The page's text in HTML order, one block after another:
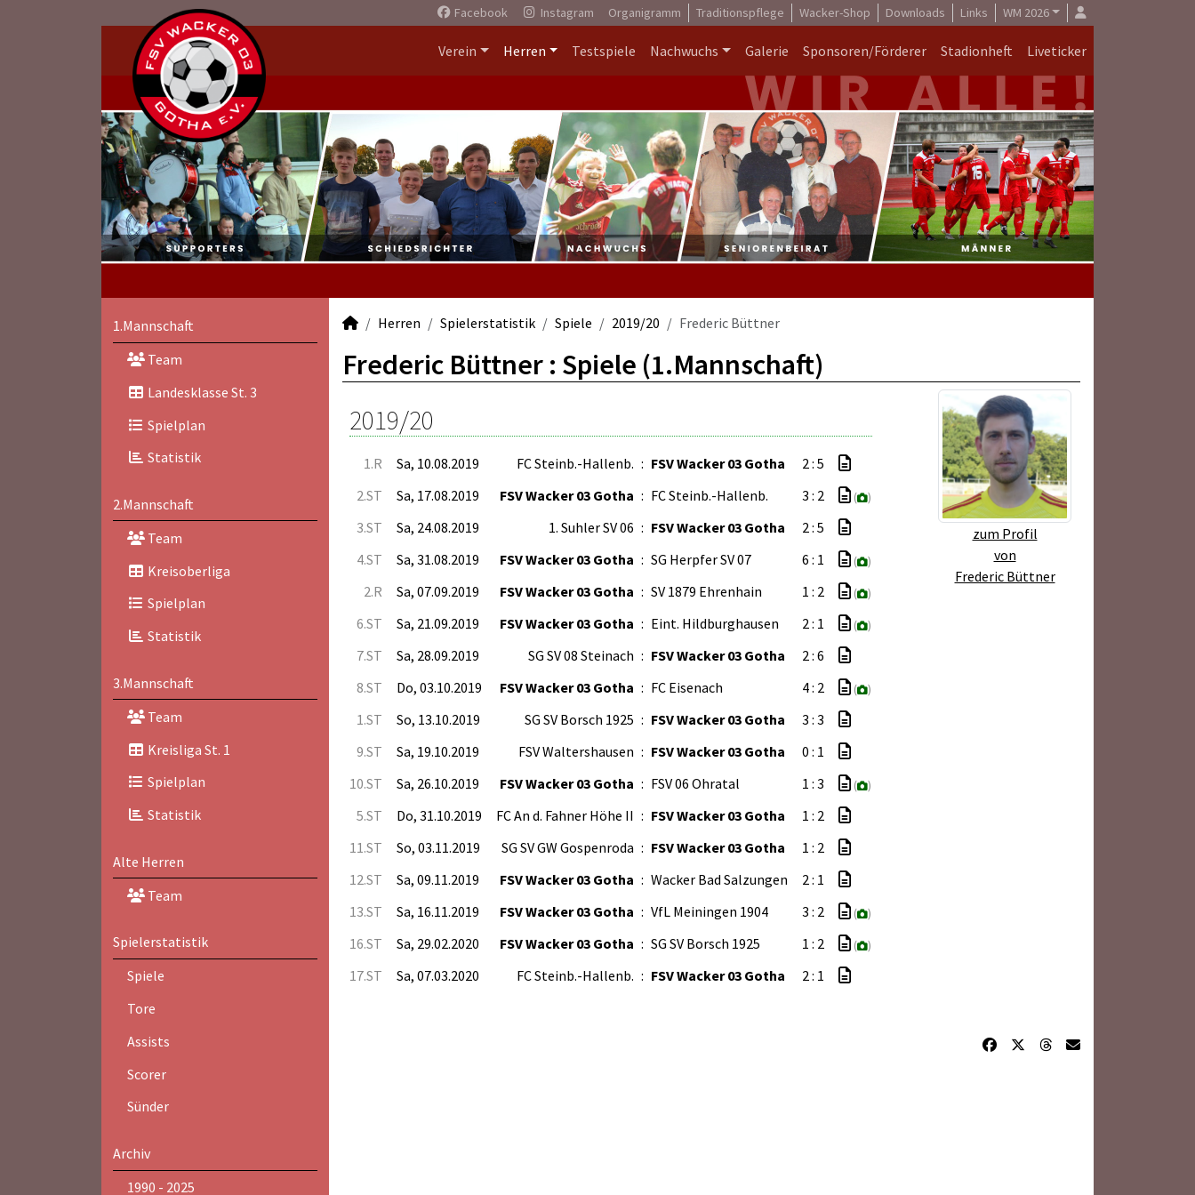
Facebook Instagram Organigramm Traditionspflege Wacker-Shop Downloads Links WM 2026
Verein Herren Testspiele Nachwuchs Galerie Sponsoren/Förderer Stadionheft Liveticker
1.Mannschaft
Team
Landesklasse St. 3
Spielplan
Statistik
2.Mannschaft
Team
Kreisoberliga
Spielplan
Statistik
3.Mannschaft
Team
Kreisliga St. 1
Spielplan
Statistik
Alte Herren
Team
Spielerstatistik
Spiele
Tore
Assists
Scorer
Sünder
Archiv
1990 - 2025
Herren Spielerstatistik Spiele 2019/20 Frederic Büttner
Frederic Büttner : Spiele (1.Mannschaft)
zum Profil
von
Frederic Büttner
2019/20
1.R Sa, 10.08.2019 FC Steinb.-Hallenb. : FSV Wacker 03 Gotha
2 : 5
2.ST
Sa, 17.08.2019 FSV Wacker 03 Gotha : FC Steinb.-Hallenb. 3 : 2 ( )
3.ST Sa, 24.08.2019 1. Suhler SV 06 : FSV Wacker 03 Gotha
2 : 5
4.ST
Sa, 31.08.2019 FSV Wacker 03 Gotha : SG Herpfer SV 07 6 : 1 ( )
2.R Sa, 07.09.2019 FSV Wacker 03 Gotha : SV 1879 Ehrenhain 1 : 2 ( )
6.ST Sa, 21.09.2019 FSV Wacker 03 Gotha : Eint. Hildburghausen 2 : 1 ( )
7.ST Sa, 28.09.2019 SG SV 08 Steinach : FSV Wacker 03 Gotha
2 : 6
8.ST
Do, 03.10.2019 FSV Wacker 03 Gotha : FC Eisenach 4 : 2 ( )
1.ST So, 13.10.2019 SG SV Borsch 1925 : FSV Wacker 03 Gotha
3 : 3
9.ST
Sa, 19.10.2019 FSV Waltershausen : FSV Wacker 03 Gotha
0 : 1
10.ST
Sa, 26.10.2019 FSV Wacker 03 Gotha : FSV 06 Ohratal 1 : 3 ( )
5.ST Do, 31.10.2019 FC An d. Fahner Höhe II : FSV Wacker 03 Gotha
1 : 2
11.ST
So, 03.11.2019 SG SV GW Gospenroda : FSV Wacker 03 Gotha
1 : 2
12.ST
Sa, 09.11.2019 FSV Wacker 03 Gotha : Wacker Bad Salzungen
2 : 1
13.ST
Sa, 16.11.2019 FSV Wacker 03 Gotha : VfL Meiningen 1904 3 : 2 ( )
16.ST Sa, 29.02.2020 FSV Wacker 03 Gotha : SG SV Borsch 1925 1 : 2 ( )
17.ST Sa, 07.03.2020 FC Steinb.-Hallenb. : FSV Wacker 03 Gotha 2 : 1